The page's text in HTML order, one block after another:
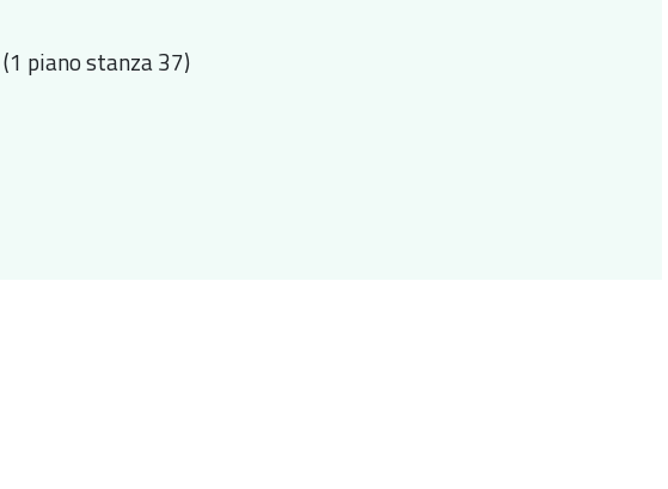
(1 piano stanza 37)